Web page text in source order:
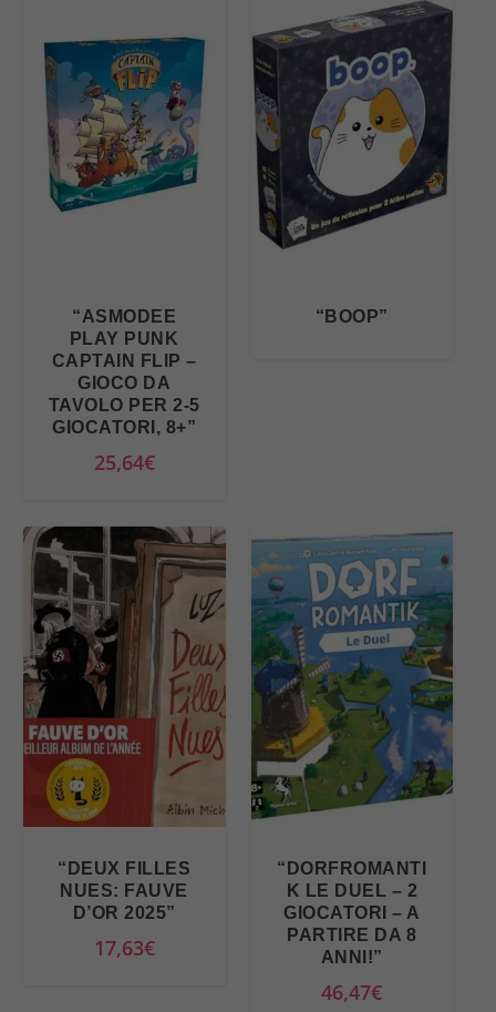
“ASMODEE
PLAY PUNK
CAPTAIN FLIP –
GIOCO DA
TAVOLO PER 2-5
GIOCATORI, 8+”
25,64€
“BOOP”
“DEUX FILLES
NUES: FAUVE
D’OR 2025”
17,63€
“DORFROMANTI
K LE DUEL – 2
GIOCATORI – A
PARTIRE DA 8
ANNI!”
46,47€